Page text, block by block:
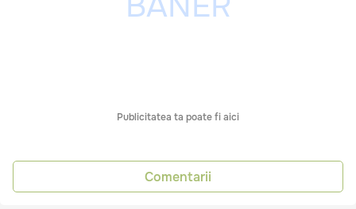
Publicitatea ta poate fi aici
Comentarii